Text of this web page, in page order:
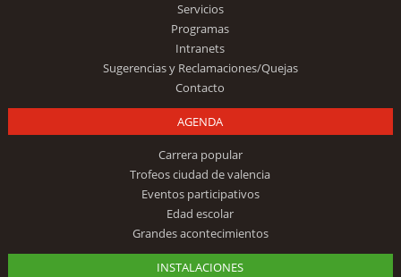
Servicios
Programas
Intranets
Sugerencias y Reclamaciones/Quejas
Contacto
AGENDA
Carrera popular
Trofeos ciudad de valencia
Eventos participativos
Edad escolar
Grandes acontecimientos
INSTALACIONES